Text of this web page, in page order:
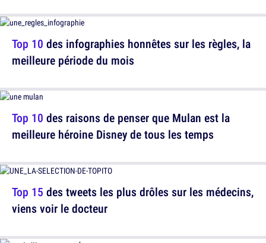
Top 10 des infographies honnêtes sur les règles, la
meilleure période du mois
Top 15 des tweets les plus drôles sur les médecins,
viens voir le docteur
Top 10 des raisons de penser que Mulan est la
meilleure héroine Disney de tous les temps